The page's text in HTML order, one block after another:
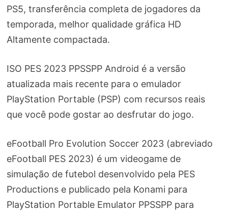
PS5, transferência completa de jogadores da
temporada, melhor qualidade gráfica HD
Altamente compactada.
ISO PES 2023 PPSSPP Android é a versão
atualizada mais recente para o emulador
PlayStation Portable (PSP) com recursos reais
que você pode gostar ao desfrutar do jogo.
eFootball Pro Evolution Soccer 2023 (abreviado
eFootball PES 2023) é um videogame de
simulação de futebol desenvolvido pela PES
Productions e publicado pela Konami para
PlayStation Portable Emulator PPSSPP para